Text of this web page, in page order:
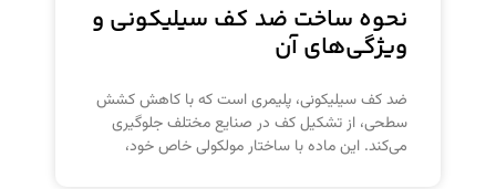
نحوه ساخت ضد کف سیلیکونی و
ویژگی‌های آن
ضد کف سیلیکونی، پلیمری است که با کاهش کشش
سطحی، از تشکیل کف در صنایع مختلف جلوگیری
می‌کند. این ماده با ساختار مولکولی خاص خود،